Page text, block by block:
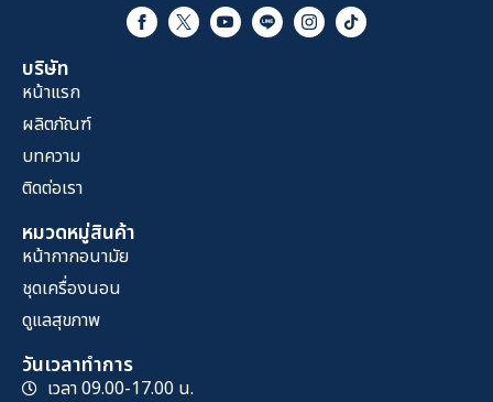
บริษัท
หน้าแรก
ผลิตภัณฑ์
บทความ
ติดต่อเรา
หมวดหมู่สินค้า
หน้ากากอนามัย
ชุดเครื่องนอน
ดูแลสุขภาพ
วันเวลาทำการ
เวลา 09.00-17.00 น.